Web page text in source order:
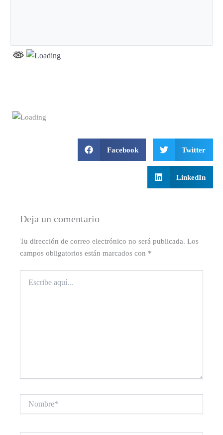
Facebook Twitter
LinkedIn
Deja un comentario
Tu dirección de correo electrónico no será publicada. Los
campos obligatorios están marcados con *
aquí...